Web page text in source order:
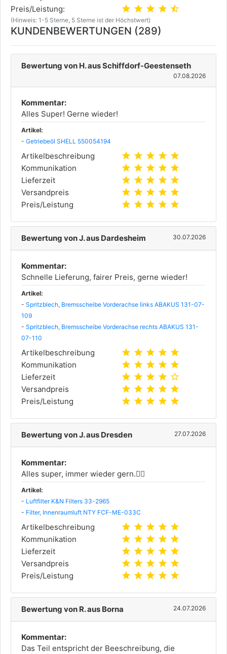
Preis/Leistung: star star star star star_half
(Hinweis: 1-5 Sterne, 5 Sterne ist der Höchstwert)
KUNDENBEWERTUNGEN (289)
Bewertung von H. aus Schiffdorf-Geestenseth
07.08.2026
Kommentar:
Alles Super! Gerne wieder!
Artikel:
- Getriebeöl SHELL 550054194
Artikelbeschreibung star star star star star
Kommunikation star star star star star
Lieferzeit star star star star star
Versandpreis star star star star star
Preis/Leistung star star star star star
Bewertung von J. aus Dardesheim 30.07.2026
Kommentar:
Schnelle Lieferung, fairer Preis, gerne wieder!
Artikel:
- Spritzblech, Bremsscheibe Vorderachse links ABAKUS 131-07-
109
- Spritzblech, Bremsscheibe Vorderachse rechts ABAKUS 131-
07-110
Artikelbeschreibung star star star star star
Kommunikation star star star star star
Lieferzeit star star star star star_outline
Versandpreis star star star star star
Preis/Leistung star star star star star
Bewertung von J. aus Dresden 27.07.2026
Kommentar:
Alles super, immer wieder gern.👍🏻
Artikel:
- Luftfilter K&N Filters 33-2965
- Filter, Innenraumluft NTY FCF-ME-033C
Artikelbeschreibung star star star star star
Kommunikation star star star star star
Lieferzeit star star star star star
Versandpreis star star star star star
Preis/Leistung star star star star star
Bewertung von R. aus Borna 24.07.2026
Kommentar:
Das Teil entspricht der Beeschreibung, die